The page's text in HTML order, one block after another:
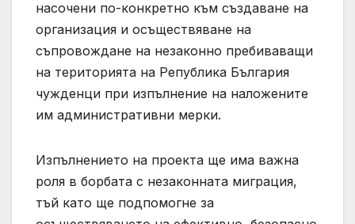
насочени по-конкретно към създаване на
организация и осъществяване на
съпровождане на незаконно пребиваващи
на територията на Република България
чужденци при изпълнение на наложените
им административни мерки.
Изпълнението на проекта ще има важна
роля в борбата с незаконната миграция,
тъй като ще подпомогне за